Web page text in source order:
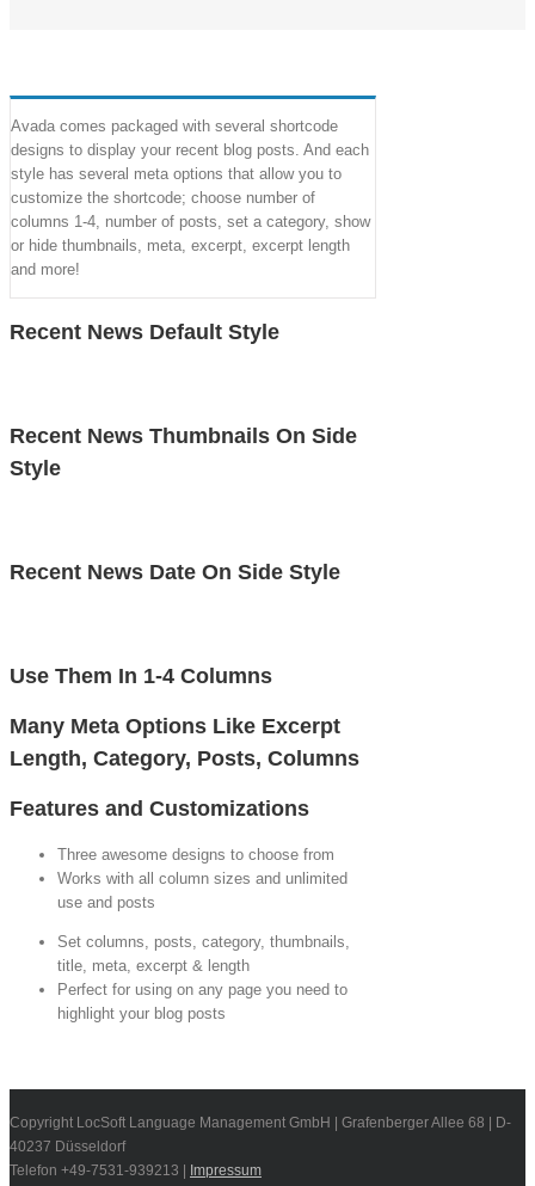
Avada comes packaged with several shortcode
designs to display your recent blog posts. And each
style has several meta options that allow you to
customize the shortcode; choose number of
columns 1-4, number of posts, set a category, show
or hide thumbnails, meta, excerpt, excerpt length
and more!
Recent News Default Style
Recent News Thumbnails On Side
Style
Recent News Date On Side Style
Use Them In 1-4 Columns
Many Meta Options Like Excerpt
Length, Category, Posts, Columns
Features and Customizations
Three awesome designs to choose from
Works with all column sizes and unlimited
use and posts
Set columns, posts, category, thumbnails,
title, meta, excerpt & length
Perfect for using on any page you need to
highlight your blog posts
Copyright LocSoft Language Management GmbH | Grafenberger Allee 68 | D-
40237 Düsseldorf
Telefon +49-7531-939213 | Impressum